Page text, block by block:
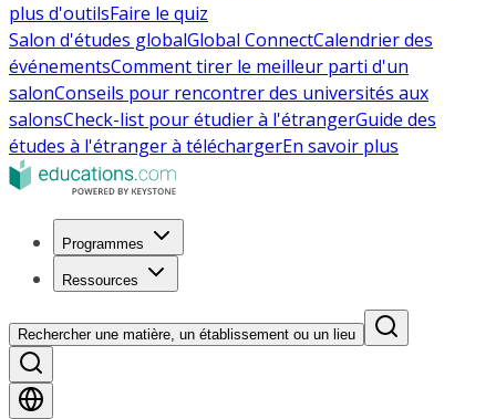
plus d'outilsFaire le quiz
Salon d'études globalGlobal ConnectCalendrier des
événementsComment tirer le meilleur parti d'un
salonConseils pour rencontrer des universités aux
salonsCheck-list pour étudier à l'étrangerGuide des
études à l'étranger à téléchargerEn savoir plus
Programmes
Ressources
Rechercher une matière, un établissement ou un lieu